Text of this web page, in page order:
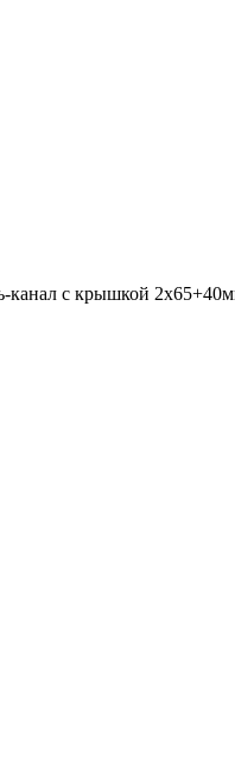
канал с крышкой